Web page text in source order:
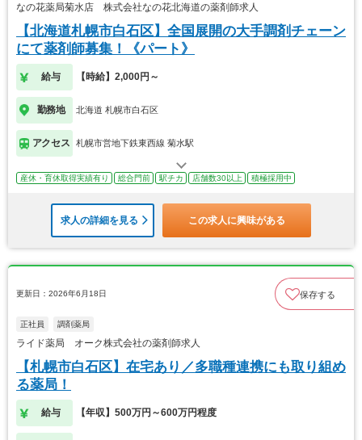
なの花薬局菊水店 株式会社なの花北海道の薬剤師求人
【北海道札幌市白石区】全国展開の大手調剤チェーン
にて薬剤師募集！《パート》
給与 【時給】2,000円～
勤務地 北海道 札幌市白石区
アクセス 札幌市営地下鉄東西線 菊水駅
産休・育休取得実績有り 総合門前 駅チカ 店舗数30以上 積極採用中
求人の詳細を見る この求人に興味がある
更新日：2026年6月18日 保存する
正社員 調剤薬局
ライド薬局 オーク株式会社の薬剤師求人
【札幌市白石区】在宅あり／多職種連携にも取り組め
る薬局！
給与 【年収】500万円～600万円程度